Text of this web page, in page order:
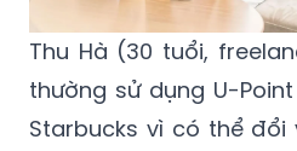
Thu Hà (30 tuổi,
thường sử dụng U-
Starbucks vì có thể